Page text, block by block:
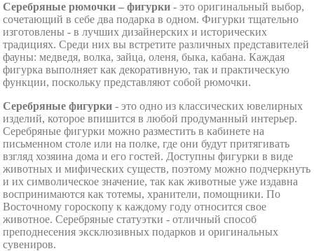
Серебряные рюмочки – фигурки - это оригинальный выбор,
сочетающий в себе два подарка в одном. Фигурки тщательно
изготовлены - в лучших дизайнерских и исторических
традициях. Среди них вы встретите различных представителей
фауны: медведя, волка, зайца, оленя, быка, кабана. Каждая
фигурка выполняет как декоративную, так и практическую
функции, поскольку представляют собой рюмочки.
Серебряныефигурки - это одно из классических ювелирных
изделий, которое впишится в любой продуманный интерьер.
Серебряные фигурки можно разместить в кабинете на
письменном столе или на полке, где они будут притягивать
взгляд хозяина дома и его гостей. Доступны фигурки в виде
животных и мифических существ, поэтому можно подчеркнуть
и их символическое значение, так как животные уже издавна
воспринимаются как тотемы, хранители, помощники. По
Восточному гороскопу к каждому году относится свое
животное. Серебряные статуэтки - отличный способ
преподнесения эксклюзивных подарков и оригинальных
сувениров.